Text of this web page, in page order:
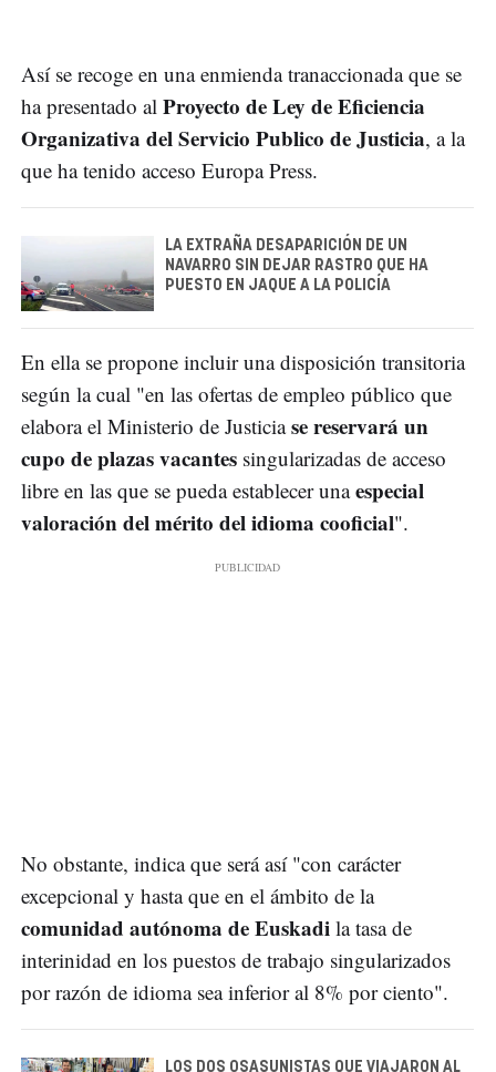
Así se recoge en una enmienda tranaccionada que se
ha presentado al Proyecto de Ley de Eficiencia
Organizativa del Servicio Publico de Justicia, a la
que ha tenido acceso Europa Press.
LA EXTRAÑA DESAPARICIÓN DE UN
NAVARRO SIN DEJAR RASTRO QUE HA
PUESTO EN JAQUE A LA POLICÍA
En ella se propone incluir una disposición transitoria
según la cual "en las ofertas de empleo público que
elabora el Ministerio de Justiciase reservará un
cupo de plazas vacantes singularizadas de acceso
libre en las que se pueda establecer unaespecial
valoración del mérito del idioma cooficial".
No obstante, indica que será así "con carácter
excepcional y hasta que en el ámbito de la
comunidad autónoma de Euskadi la tasa de
interinidad en los puestos de trabajo singularizados
por razón de idioma sea inferior al 8% por ciento".
LOS DOS OSASUNISTAS QUE VIAJARON AL